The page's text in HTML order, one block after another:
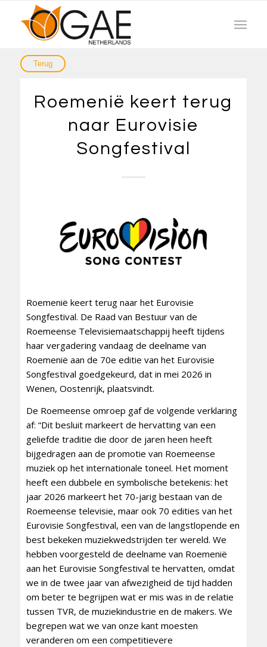
Roemenië keert terug
naar Eurovisie
Songfestival
Roemenië keert terug naar het Eurovisie
Songfestival. De Raad van Bestuur van de
Roemeense Televisiemaatschappij heeft tijdens
haar vergadering vandaag de deelname van
Roemenië aan de 70e editie van het Eurovisie
Songfestival goedgekeurd, dat in mei 2026 in
Wenen, Oostenrijk, plaatsvindt.
De Roemeense omroep gaf de volgende verklaring
af: “Dit besluit markeert de hervatting van een
geliefde traditie die door de jaren heen heeft
bijgedragen aan de promotie van Roemeense
muziek op het internationale toneel. Het moment
heeft een dubbele en symbolische betekenis: het
jaar 2026 markeert het 70-jarig bestaan ​​van de
Roemeense televisie, maar ook 70 edities van het
Eurovisie Songfestival, een van de langstlopende en
best bekeken muziekwedstrijden ter wereld. We
hebben voorgesteld de deelname van Roemenië
aan het Eurovisie Songfestival te hervatten, omdat
we in de twee jaar van afwezigheid de tijd hadden
om beter te begrijpen wat er mis was in de relatie
tussen TVR, de muziekindustrie en de makers. We
begrepen wat we van onze kant moesten
veranderen om een ​​competitievere